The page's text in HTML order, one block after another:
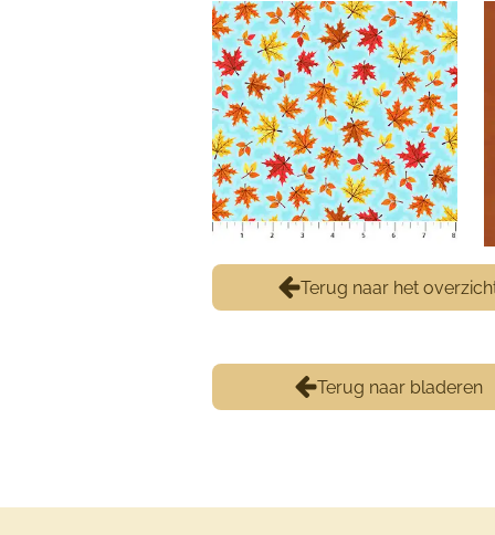
Terug naar het
Terug naar bladeren